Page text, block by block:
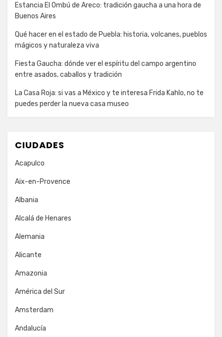
Estancia El Ombú de Areco: tradición gaucha a una hora de
Buenos Aires
Qué hacer en el estado de Puebla: historia, volcanes, pueblos
mágicos y naturaleza viva
Fiesta Gaucha: dónde ver el espíritu del campo argentino
entre asados, caballos y tradición
La Casa Roja: si vas a México y te interesa Frida Kahlo, no te
puedes perder la nueva casa museo
CIUDADES
Acapulco
Aix-en-Provence
Albania
Alcalá de Henares
Alemania
Alicante
Amazonia
América del Sur
Amsterdam
Andalucía